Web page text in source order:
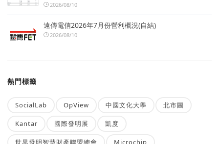
2026/08/10
遠傳電信2026年7月份營利概況(自結)
2026/08/10
熱門標籤
SocialLab OpView 中國文化大學 北市圖
Kantar 國際發明展 凱度
世界發明智慧財產聯盟總會 Microchip